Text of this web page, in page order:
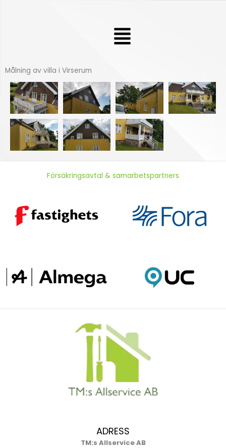
Meny
Målning av villa i Virserum
Försäkringsavtal & samarbetspartners
ADRESS
TM:s Allservice AB